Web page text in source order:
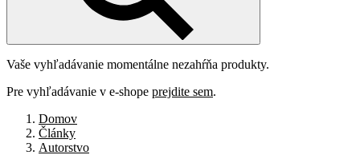
Vaše vyhľadávanie momentálne nezahŕňa produkty.
Pre vyhľadávanie v e-shope prejdite sem.
Domov
Články
Autorstvo